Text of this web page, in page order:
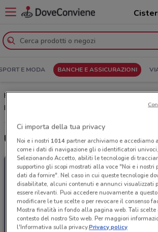
E MODA BANCHE E ASSICURAZIONI
Findomestic Cisterna di Latina: Volantino,
Indirizzi
Ultime offerte del volantino
Ci importa della tua privacy
Noi e i nostri 1014partner archiviamo e accediamo
come i dati di navigazione gli o identificatori
Selezionando Accetto, abiliti le tecnologie di
supportino gli scopi mostrati alla voce "Noi e i nostri
dati da fornire". Nel caso in cui queste tecnologie
disabilitate, alcuni contenuti e annunci visualizzati
essere rilevanti. Puoi accedere nuovamente a
modificare le tue scelte o per revocare il consenso
Mostra finalità in fondo alla pagina web. Tali
contesto del nostro Sito web. Per maggiori
l'Informativa sulla privacy.Privacy policy